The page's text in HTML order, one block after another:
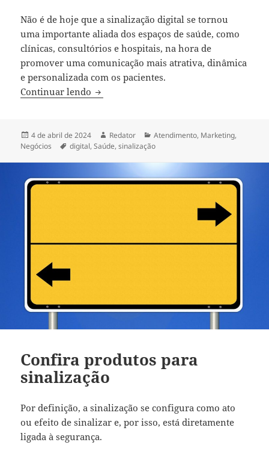
Não é de hoje que a sinalização digital se tornou
uma importante aliada dos espaços de saúde, como
clínicas, consultórios e hospitais, na hora de
promover uma comunicação mais atrativa, dinâmica
e personalizada com os pacientes.
Continuar lendo Por que a sinalização digital pode ser o
Publicado
em
4 de abril de 2024 Autor
Redator Categorias
Atendimento, Marketing,
Negócios
Tags
digital,Saúde,sinalização
Confira produtos para
sinalização
Por definição, a sinalização se configura como ato
ou efeito de sinalizar e, por isso, está diretamente
ligada à segurança.